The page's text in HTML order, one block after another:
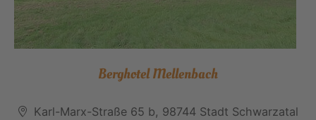
Berghotel Mellenbach
Karl-Marx-Straße 65 b, 98744 Stadt Schwarzatal